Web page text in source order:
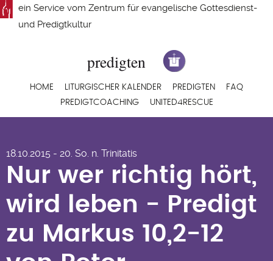
Direkt
zum
ein Service vom Zentrum für evangelische Gottesdienst-
und Predigtkultur
Hauptnavigation
HOME LITURGISCHER KALENDER PREDIGTEN
FAQ
PREDIGTCOACHING
UNITED4RESCUE
wird leben - Predigt
zu Markus 10,2-12
von Peter
Schuchardt
18.10.2015 - 20. So. n. Trinitatis
Nur wer richtig hört,
wird leben - Predigt
zu Markus 10,2-12